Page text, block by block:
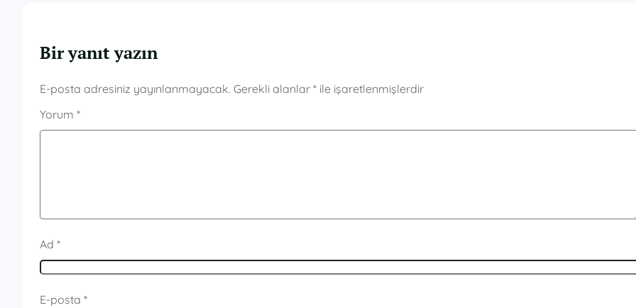
Bir yanıt yazın
E-posta adresiniz yayınlanmayacak. Gerekli alanlar * ile işaretlenmişlerdir
Yorum *
Ad *
E-posta *